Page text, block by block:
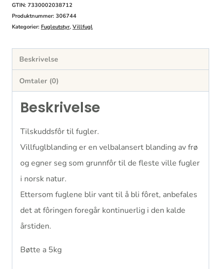
GTIN: 7330002038712
Produktnummer: 306744
Kategorier: Fugleutstyr, Villfugl
Beskrivelse
Omtaler (0)
Beskrivelse
Tilskuddsfôr til fugler.
Villfuglblanding er en velbalansert blanding av frø
og egner seg som grunnfôr til de fleste ville fugler
i norsk natur.
Ettersom fuglene blir vant til å bli fôret, anbefales
det at fôringen foregår kontinuerlig i den kalde
årstiden.
Bøtte a 5kg